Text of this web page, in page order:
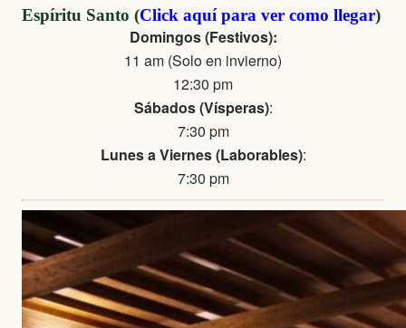
Espíritu Santo (Click aquí para ver como llegar)
Domingos (Festivos):
11 am (Solo en invierno)
12:30 pm
Sábados (Vísperas):
7:30 pm
Lunes a Viernes (Laborables):
7:30 pm